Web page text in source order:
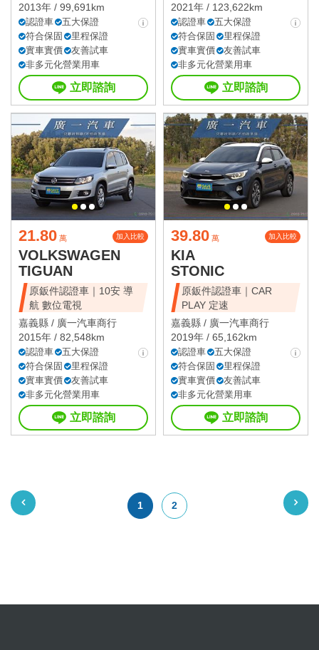
2013年 / 99,691km
認證車
五大保證
符合保固
里程保證
實車實價
友善試車
非多元化營業用車
立即諮詢
2021年 / 123,622km
認證車
五大保證
符合保固
里程保證
實車實價
友善試車
非多元化營業用車
立即諮詢
21.80 萬 加入比較
VOLKSWAGEN
TIGUAN
原鈑件認證車｜10安 導
航 數位電視
嘉義縣 / 廣一汽車商行
2015年 / 82,548km
認證車
五大保證
符合保固
里程保證
實車實價
友善試車
非多元化營業用車
立即諮詢
39.80 萬 加入比較
KIA
STONIC
原鈑件認證車｜CAR
PLAY 定速
嘉義縣 / 廣一汽車商行
2019年 / 65,162km
認證車
五大保證
符合保固
里程保證
實車實價
友善試車
非多元化營業用車
立即諮詢
1 2